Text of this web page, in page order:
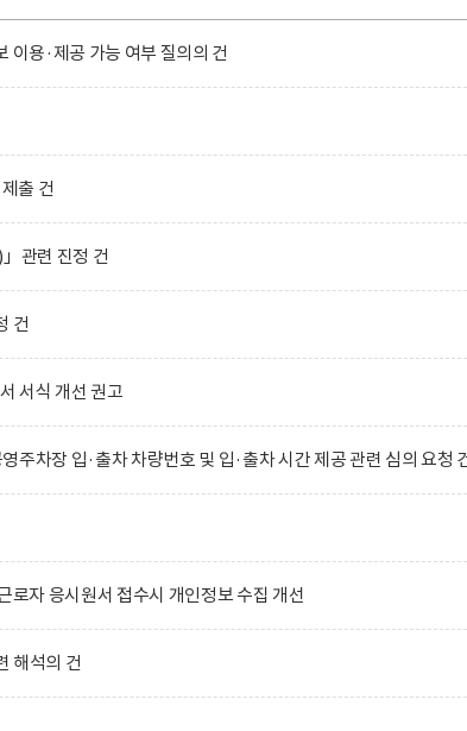
이용·제공 가능 여부 질의의 건
출 건
관련 진정 건
건
서식 개선 권고
주차장 입·출차 차량번호 및 입·출차 시간 제공 관련 심의 요청
로자 응시원서 접수시 개인정보 수집 개선
해석의 건